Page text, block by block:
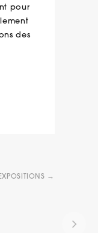
pour
des
EXPOSITIONS →